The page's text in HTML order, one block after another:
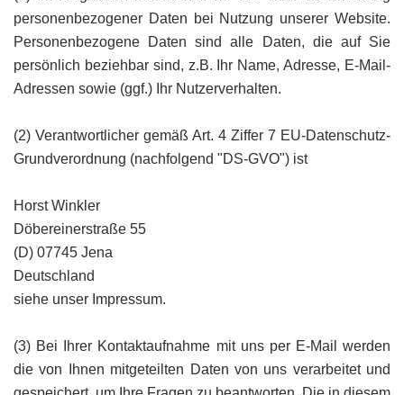
personenbezogener Daten bei Nutzung unserer Website.
Personenbezogene Daten sind alle Daten, die auf Sie
persönlich beziehbar sind, z.B. Ihr Name, Adresse, E-Mail-
Adressen sowie (ggf.) Ihr Nutzerverhalten.
(2) Verantwortlicher gemäß Art. 4 Ziffer 7 EU-Datenschutz-
Grundverordnung (nachfolgend "DS-GVO") ist
Horst Winkler
Döbereinerstraße 55
(D) 07745 Jena
Deutschland
siehe unser Impressum.
(3) Bei Ihrer Kontaktaufnahme mit uns per E-Mail werden
die von Ihnen mitgeteilten Daten von uns verarbeitet und